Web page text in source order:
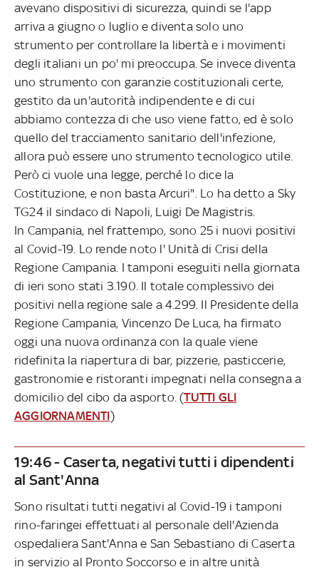
avevano dispositivi di sicurezza, quindi se l'app
arriva a giugno o luglio e diventa solo uno
strumento per controllare la libertà e i movimenti
degli italiani un po' mi preoccupa. Se invece diventa
uno strumento con garanzie costituzionali certe,
gestito da un'autorità indipendente e di cui
abbiamo contezza di che uso viene fatto, ed è solo
quello del tracciamento sanitario dell'infezione,
allora può essere uno strumento tecnologico utile.
Però ci vuole una legge, perché lo dice la
Costituzione, e non basta Arcuri". Lo ha detto a Sky
TG24 il sindaco di Napoli, Luigi De Magistris.
In Campania, nel frattempo, sono 25 i nuovi positivi
al Covid-19. Lo rende noto l' Unità di Crisi della
Regione Campania. I tamponi eseguiti nella giornata
di ieri sono stati 3.190. Il totale complessivo dei
positivi nella regione sale a 4.299. Il Presidente della
Regione Campania, Vincenzo De Luca, ha firmato
oggi una nuova ordinanza con la quale viene
ridefinita la riapertura di bar, pizzerie, pasticcerie,
gastronomie e ristoranti impegnati nella consegna a
domicilio del cibo da asporto. (TUTTI GLI
AGGIORNAMENTI)
19:46 - Caserta, negativi tutti i dipendenti
al Sant'Anna
Sono risultati tutti negativi al Covid-19 i tamponi
rino-faringei effettuati al personale dell'Azienda
ospedaliera Sant'Anna e San Sebastiano di Caserta
in servizio al Pronto Soccorso e in altre unità